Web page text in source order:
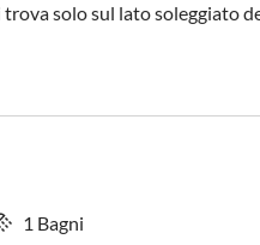
solo sul lato soleggiato
1 Bagni